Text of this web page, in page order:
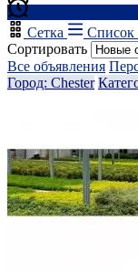
Сетка
Список
Сортировать
Все объявления
Город: Chester